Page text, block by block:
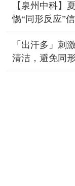
【泉州中科】
惕“同形反应”信
「出汗多」刺
清洁，避免同